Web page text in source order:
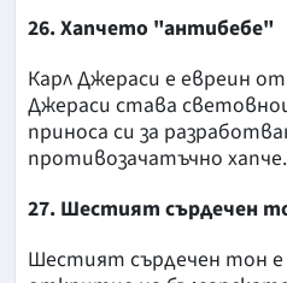
26. Хапчето "антибебе"
Карл Джераси е евреин
Джераси става
приноса си за
противозачатъчно хапче.
27. Шестият сърдечен
Шестият сърдечен тон